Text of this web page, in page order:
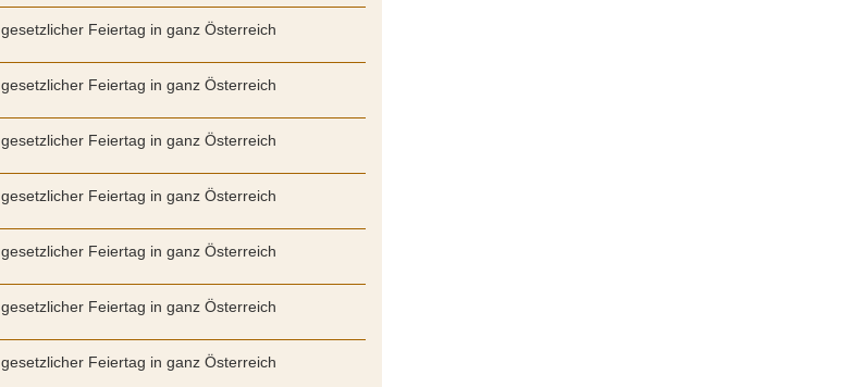
gesetzlicher Feiertag in ganz Österreich
gesetzlicher Feiertag in ganz Österreich
gesetzlicher Feiertag in ganz Österreich
gesetzlicher Feiertag in ganz Österreich
gesetzlicher Feiertag in ganz Österreich
gesetzlicher Feiertag in ganz Österreich
gesetzlicher Feiertag in ganz Österreich